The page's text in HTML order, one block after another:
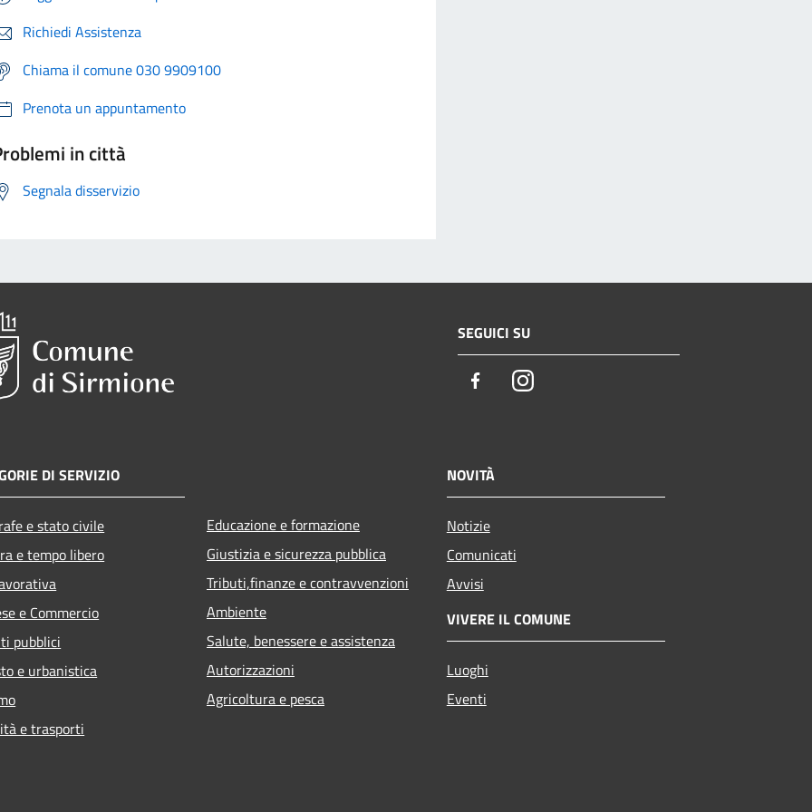
Richiedi Assistenza
Chiama il comune 030 9909100
Prenota un appuntamento
in città
Segnala disservizio
SEGUICI SU
FacebookInstagram
DI SERVIZIO
e stato civile
e tempo libero
e Commercio
pubblici
e urbanistica
e trasporti
Educazione e formazione
Giustizia e sicurezza pubblica
Tributi,finanze e contravvenzioni
Ambiente
Salute, benessere e assistenza
Autorizzazioni
Agricoltura e pesca
NOVITÀ
Notizie
Comunicati
Avvisi
VIVERE IL COMUNE
Luoghi
Eventi